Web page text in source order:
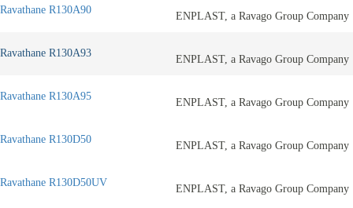
Ravathane R130A90
ENPLAST, a Ravago Group Company
Ravathane R130A93
ENPLAST, a Ravago Group Company
Ravathane R130A95
ENPLAST, a Ravago Group Company
Ravathane R130D50
ENPLAST, a Ravago Group Company
Ravathane R130D50UV
ENPLAST, a Ravago Group Company